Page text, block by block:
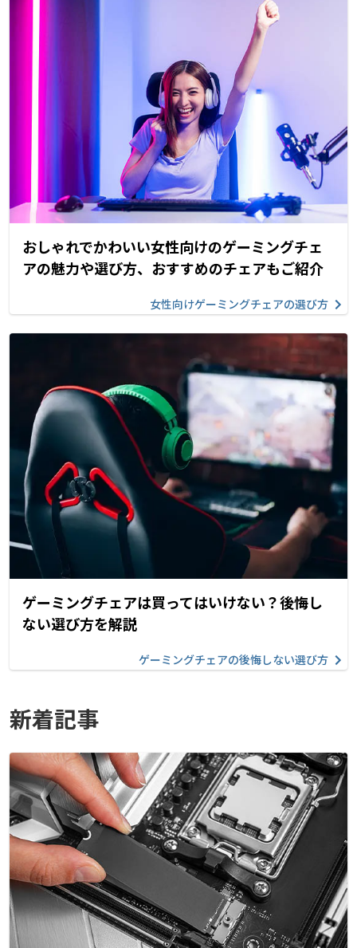
おしゃれでかわいい女性向けのゲーミングチェ
アの魅力や選び方、おすすめのチェアもご紹介
女性向けゲーミングチェアの選び方
ゲーミングチェアは買ってはいけない？後悔し
ない選び方を解説
ゲーミングチェアの後悔しない選び方
新着記事